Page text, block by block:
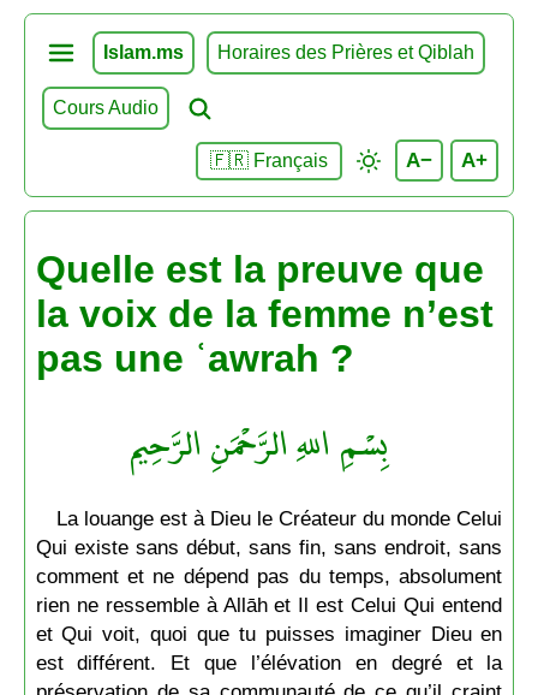
Islam.ms Horaires des Prières et Qiblah
Cours Audio
🇫🇷 Français A− A+
Quelle est la preuve que
la voix de la femme n’est
pas une ʿawrah ?
بِسْمِ اللهِ الرَّحْمَنِ الرَّحِيم
La louange est à Dieu le Créateur du monde Celui
Qui existe sans début, sans fin, sans endroit, sans
comment et ne dépend pas du temps, absolument
rien ne ressemble à Allāh et Il est Celui Qui entend
et Qui voit, quoi que tu puisses imaginer Dieu en
est différent. Et que l’élévation en degré et la